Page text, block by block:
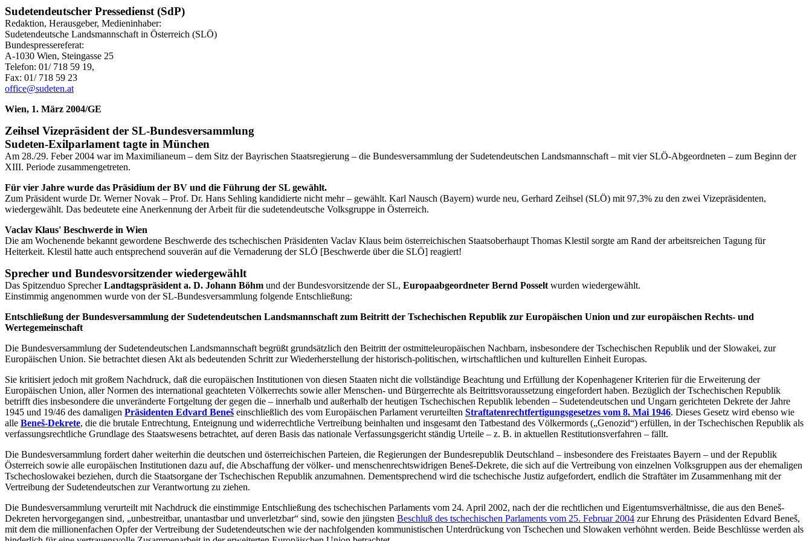
Sudetendeutscher Pressedienst (SdP)
Redaktion, Herausgeber, Medieninhaber:
Sudetendeutsche Landsmannschaft in Österreich (SLÖ)
Bundespressereferat:
A-1030 Wien, Steingasse 25
Telefon: 01/ 718 59 19,
Fax: 01/ 718 59 23
office@sudeten.at
Wien, 1. März 2004/GE
Zeihsel Vizepräsident der SL-Bundesversammlung
Sudeten-Exilparlament tagte in München
Am 28./29. Feber 2004 war im Maximilianeum – dem Sitz der Bayrischen Staatsregierung – die Bundesversammlung der Sudetendeutschen Landsmannschaft – mit vier SLÖ-Abgeordneten – zum Beginn der
XIII. Periode zusammengetreten.
Für vier Jahre wurde das Präsidium der BV und die Führung der SL gewählt.
Zum Präsident wurde Dr. Werner Novak – Prof. Dr. Hans Sehling kandidierte nicht mehr – gewählt. Karl Nausch (Bayern) wurde neu, Gerhard Zeihsel (SLÖ) mit 97,3% zu den zwei Vizepräsidenten,
wiedergewählt. Das bedeutete eine Anerkennung der Arbeit für die sudetendeutsche Volksgruppe in Österreich.
Vaclav Klaus' Beschwerde in Wien
Die am Wochenende bekannt gewordene Beschwerde des tschechischen Präsidenten Vaclav Klaus beim österreichischen Staatsoberhaupt Thomas Klestil sorgte am Rand der arbeitsreichen Tagung für
Heiterkeit. Klestil hatte auch entsprechend souverän auf die Vernaderung der SLÖ [Beschwerde über die SLÖ] reagiert!
Sprecher und Bundesvorsitzender wiedergewählt
Das Spitzenduo SprecherLandtagspräsident a. D. Johann Böhm und der Bundesvorsitzende der SL, Europaabgeordneter Bernd Posselt wurden wiedergewählt.
Einstimmig angenommen wurde von der SL-Bundesversammlung folgende Entschließung:
Entschließung der Bundesversammlung der Sudetendeutschen Landsmannschaft zum Beitritt der Tschechischen Republik zur Europäischen Union und zur europäischen Rechts- und
Wertegemeinschaft
Die Bundesversammlung der Sudetendeutschen Landsmannschaft begrüßt grundsätzlich den Beitritt der ostmitteleuropäischen Nachbarn, insbesondere der Tschechischen Republik und der Slowakei, zur
Europäischen Union. Sie betrachtet diesen Akt als bedeutenden Schritt zur Wiederherstellung der historisch-politischen, wirtschaftlichen und kulturellen Einheit Europas.
Sie kritisiert jedoch mit großem Nachdruck, daß die europäischen Institutionen von diesen Staaten nicht die vollständige Beachtung und Erfüllung der Kopenhagener Kriterien für die Erweiterung der
Europäischen Union, aller Normen des international geachteten Völkerrechts sowie aller Menschen- und Bürgerrechte als Beitrittsvoraussetzung eingefordert haben. Bezüglich der Tschechischen Republik
betrifft dies insbesondere die unveränderte Fortgeltung der gegen die – innerhalb und außerhalb der heutigen Tschechischen Republik lebenden – Sudetendeutschen und Ungarn gerichteten Dekrete der Jahre
1945 und 19/46 des damaligen Präsidenten Edvard Beneš einschließlich des vom Europäischen Parlament verurteilten Straftatenrechtfertigungsgesetzes vom 8. Mai 1946. Dieses Gesetz wird ebenso wie
alle Beneš-Dekrete, die die brutale Entrechtung, Enteignung und widerrechtliche Vertreibung beinhalten und insgesamt den Tatbestand des Völkermords („Genozid“) erfüllen, in der Tschechischen Republik als
verfassungsrechtliche Grundlage des Staatswesens betrachtet, auf deren Basis das nationale Verfassungsgericht ständig Urteile – z. B. in aktuellen Restitutionsverfahren – fällt.
Die Bundesversammlung fordert daher weiterhin die deutschen und österreichischen Parteien, die Regierungen der Bundesrepublik Deutschland – insbesondere des Freistaates Bayern – und der Republik
Österreich sowie alle europäischen Institutionen dazu auf, die Abschaffung der völker- und menschenrechtswidrigen Beneš-Dekrete, die sich auf die Vertreibung von einzelnen Volksgruppen aus der ehemaligen
Tschechoslowakei beziehen, durch die Staatsorgane der Tschechischen Republik anzumahnen. Dementsprechend wird die tschechische Justiz aufgefordert, endlich die Straftäter im Zusammenhang mit der
Vertreibung der Sudetendeutschen zur Verantwortung zu ziehen.
Die Bundesversammlung verurteilt mit Nachdruck die einstimmige Entschließung des tschechischen Parlaments vom 24. April 2002, nach der die rechtlichen und Eigentumsverhältnisse, die aus den Beneš-
Dekreten hervorgegangen sind, „unbestreitbar, unantastbar und unverletzbar“ sind, sowie den jüngsten Beschluß des tschechischen Parlaments vom 25. Februar 2004 zur Ehrung des Präsidenten Edvard Beneš,
mit dem die millionenfachen Opfer der Vertreibung der Sudetendeutschen wie der nachfolgenden kommunistischen Unterdrückung von Tschechen und Slowaken verhöhnt werden. Beide Beschlüsse werden als